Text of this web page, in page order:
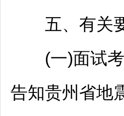
五、有关要
(一)面试考
告知贵州省地